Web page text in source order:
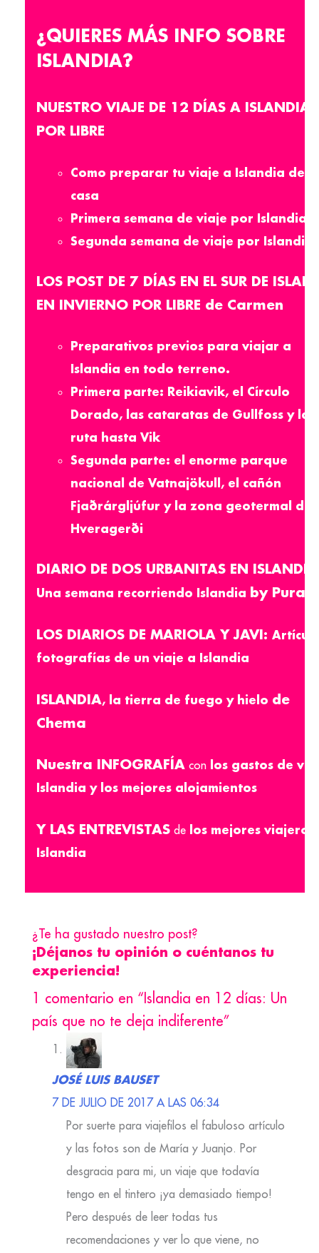
¿QUIERES MÁS INFO SOBRE
ISLANDIA?
NUESTRO VIAJE DE 12 DÍAS A ISLANDIA
POR LIBRE
Como preparar tu viaje a Islandia
casa
Primera semana de viaje por Islandia
Segunda semana de viaje por Islandia
LOS POST DE 7 DÍAS EN EL SUR DE
EN INVIERNO POR LIBRE de Carmen
Preparativos previos para viajar a
Islandia en todo terreno.
Primera parte: Reikiavik, el Círculo
Dorado, las cataratas de Gullfoss y la
ruta hasta Vik
Segunda parte: el enorme parque
nacional de Vatnajökull, el cañón
Fjaðrárgljúfur y la zona geotermal de
Hveragerði
DIARIO DE DOS URBANITAS EN
Una semana recorriendo Islandia by Pura
LOS DIARIOS DE MARIOLA Y JAVI:
fotografías de un viaje a Islandia
ISLANDIA, la tierra de fuego y hielo de
Chema
Nuestra INFOGRAFÍA con los gastos de
Islandia y los mejores alojamientos
Y LAS ENTREVISTAS de los mejores viajeros
Islandia
¿Te ha gustado nuestro post?
¡Déjanos tu opinión o cuéntanos tu
experiencia!
1 comentario en “Islandia en 12 días: Un
país que no te deja indiferente”
JOSÉ LUIS BAUSET
7 DE JULIO DE 2017 A LAS 06:34
Por suerte para viajefilos el fabuloso artículo
y las fotos son de María y Juanjo. Por
desgracia para mi, un viaje que todavía
tengo en el tintero ¡ya demasiado tiempo!
Pero después de leer todas tus
recomendaciones y ver lo que viene, no